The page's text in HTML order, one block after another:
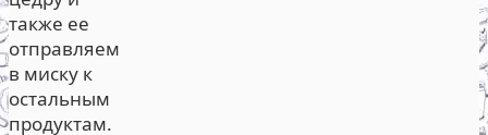
также ее
отправляем
в миску к
остальным
продуктам.